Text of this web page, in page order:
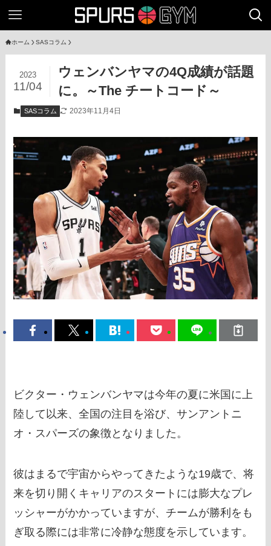
ホーム SASコラム
ウェンバンヤマの4Q成績が話題
に。～The チートコード～
2023
11/04
SASコラム 2023年11月4日
ビクター・ウェンバンヤマは今年の夏に米国に上
陸して以来、全国の注目を浴び、サンアントニ
オ・スパーズの象徴となりました。
彼はまるで宇宙からやってきたような19歳で、将
来を切り開くキャリアのスタートには膨大なプレ
ッシャーがかかっていますが、チームが勝利をも
ぎ取る際には非常に冷静な態度を示しています。